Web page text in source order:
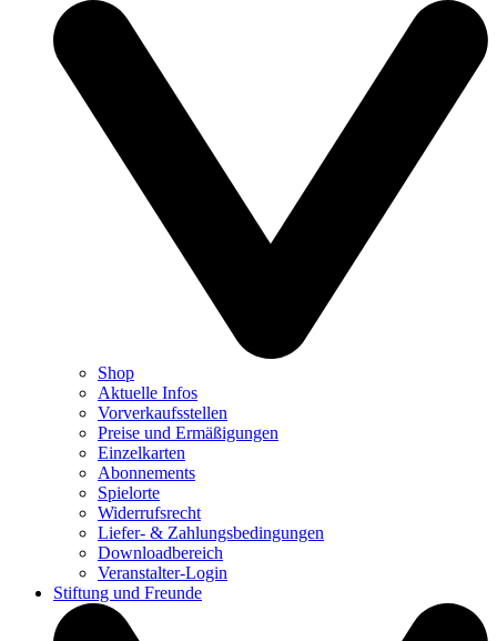
Shop
Aktuelle Infos
Vorverkaufsstellen
Preise und Ermäßigungen
Einzelkarten
Abonnements
Spielorte
Widerrufsrecht
Liefer- & Zahlungsbedingungen
Downloadbereich
Veranstalter-Login
Stiftung und Freunde